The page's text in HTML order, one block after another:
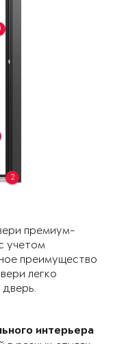
2
премиум-
учетом
преимущество
легко
дверь.
интерьера